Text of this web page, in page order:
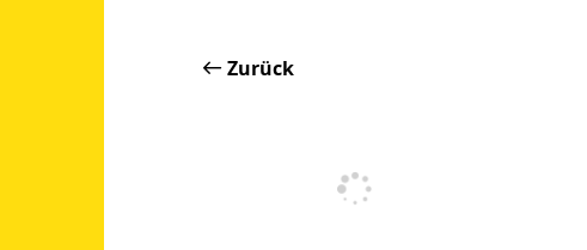
Zurück